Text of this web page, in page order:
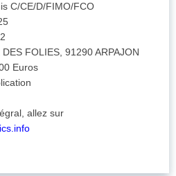
C/CE/D/FIMO/FCO
FOLIES, 91290 ARPAJON
Euros
allez sur